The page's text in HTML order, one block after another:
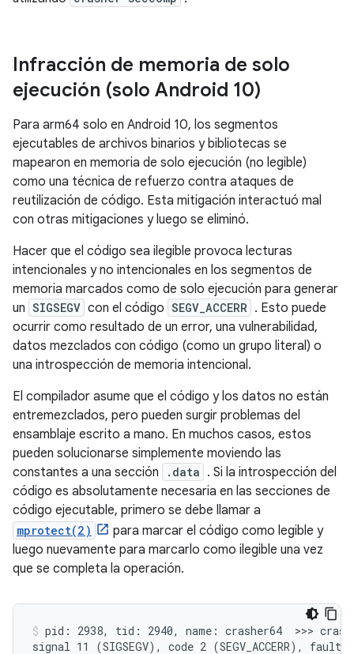
Infracción de memoria de solo
ejecución (solo Android 10)
Para arm64 solo en Android 10, los segmentos
ejecutables de archivos binarios y bibliotecas se
mapearon en memoria de solo ejecución (no legible)
como una técnica de refuerzo contra ataques de
reutilización de código. Esta mitigación interactuó mal
con otras mitigaciones y luego se eliminó.
Hacer que el código sea ilegible provoca lecturas
intencionales y no intencionales en los segmentos de
memoria marcados como de solo ejecución para generar
un SIGSEGV con el código SEGV_ACCERR . Esto puede
ocurrir como resultado de un error, una vulnerabilidad,
datos mezclados con código (como un grupo literal) o
una introspección de memoria intencional.
El compilador asume que el código y los datos no están
entremezclados, pero pueden surgir problemas del
ensamblaje escrito a mano. En muchos casos, estos
pueden solucionarse simplemente moviendo las
constantes a una sección
.data . Si la introspección del
código es absolutamente necesaria en las secciones de
código ejecutable, primero se debe llamar a
mprotect(2)
para marcar el código como legible y
luego nuevamente para marcarlo como ilegible una vez
que se completa la operación.
pid: 2938, tid: 2940, name: crasher64  >>>